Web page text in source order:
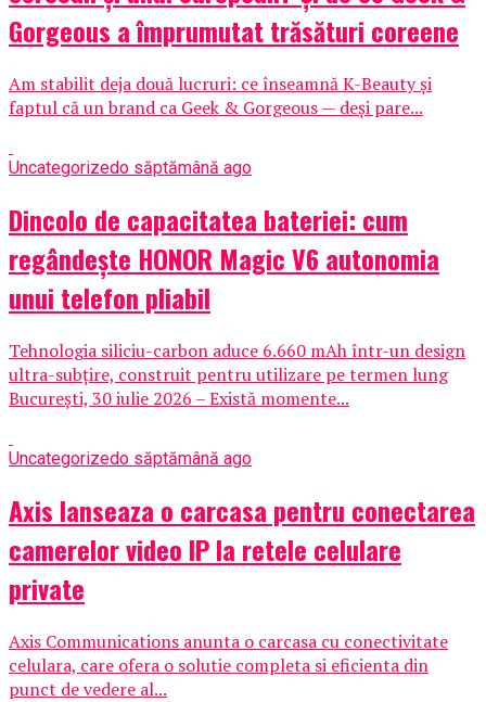
Gorgeous a împrumutat trăsături coreene
Am stabilit deja două lucruri: ce înseamnă K-Beauty și
faptul că un brand ca Geek & Gorgeous — deși pare...
Uncategorizedo săptămână ago
Dincolo de capacitatea bateriei: cum
regândește HONOR Magic V6 autonomia
unui telefon pliabil
Tehnologia siliciu-carbon aduce 6.660 mAh într-un design
ultra-subțire, construit pentru utilizare pe termen lung
București, 30 iulie 2026 – Există momente...
Uncategorizedo săptămână ago
Axis lanseaza o carcasa pentru conectarea
camerelor video IP la retele celulare
private
Axis Communications anunta o carcasa cu conectivitate
celulara, care ofera o solutie completa si eficienta din
punct de vedere al...